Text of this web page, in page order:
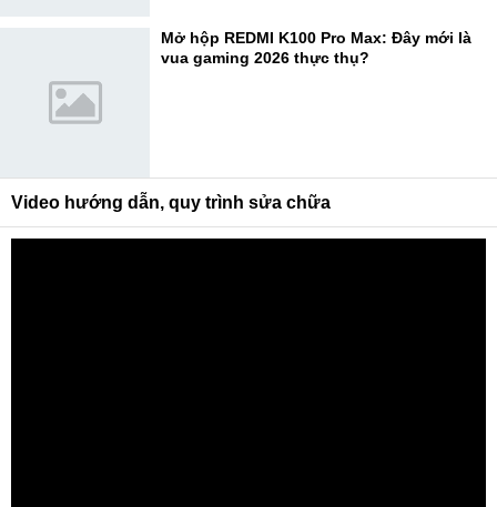
Mở hộp REDMI K100 Pro Max: Đây mới là
vua gaming 2026 thực thụ?
Video hướng dẫn, quy trình sửa chữa